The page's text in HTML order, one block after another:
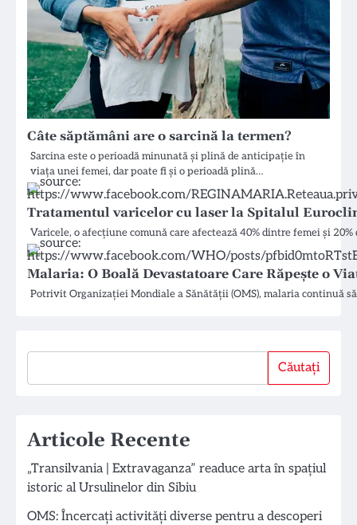
Câte săptămâni are o sarcină la termen?
Sarcina este o perioadă minunată și plină de anticipație în
viața unei femei, dar poate fi și o perioadă plină…
Tratamentul varicelor cu laser la Spitalul
Varicele, o afecțiune comună care afectează 40% dintre femei și
Malaria: O Boală Devastatoare Care Răpește o
Potrivit Organizației Mondiale a Sănătății (OMS), malaria continuă
Căutați
Articole Recente
„Transilvania | Extravaganza” readuce arta în spațiul
istoric al Ursulinelor din Sibiu
OMS: Încercați activități diverse pentru a descoperi